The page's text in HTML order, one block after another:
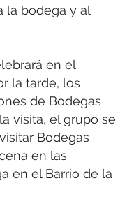
la bodega y al
en el
la tarde, los
de Bodegas
visita, el grupo se
Bodegas
en las
en el Barrio de la